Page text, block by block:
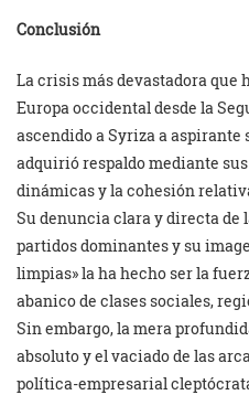
Conclusión
La crisis más devastadora que
Europa occidental desde la
ascendido a Syriza a aspirante
adquirió respaldo mediante
dinámicas y la cohesión
Su denuncia clara y directa de
partidos dominantes y su
limpias» la ha hecho ser la
abanico de clases sociales,
Sin embargo, la mera
absoluto y el vaciado de las
política-empresarial